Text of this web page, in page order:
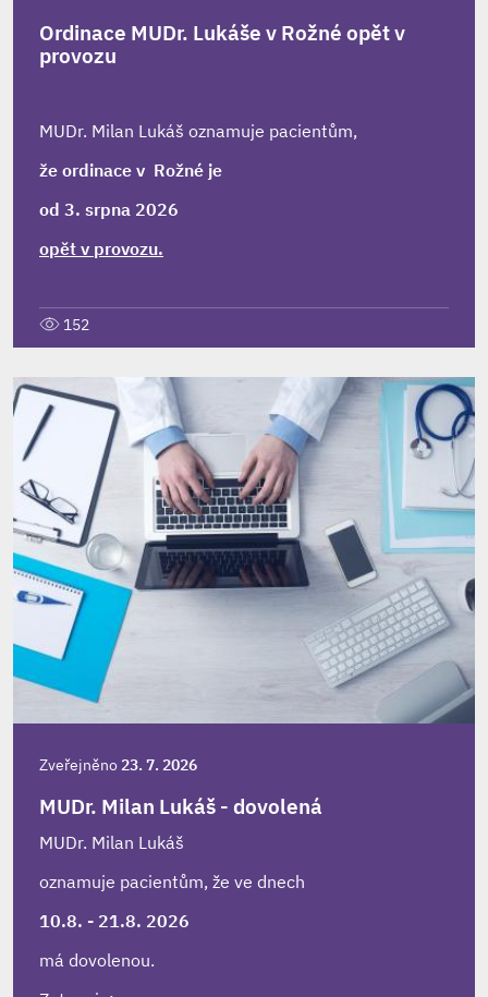
Ordinace MUDr. Lukáše v Rožné opět v
provozu
MUDr. Milan Lukáš oznamuje pacientům,
že ordinace v Rožné je
od 3. srpna 2026
opět v provozu.
152
Zveřejněno23. 7. 2026
MUDr. Milan Lukáš - dovolená
MUDr. Milan Lukáš
oznamuje pacientům, že ve dnech
10.8. - 21.8. 2026
má dovolenou.